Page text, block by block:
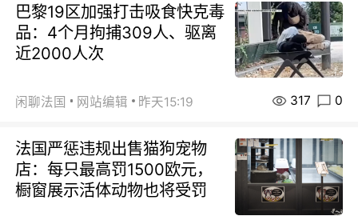
巴黎19区加强打击吸食快克毒
品：4个月拘捕309人、驱离
近2000人次
闲聊法国 网站编辑 昨天15:19 317 0
法国严惩违规出售猫狗宠物
店：每只最高罚1500欧元，
橱窗展示活体动物也将受罚